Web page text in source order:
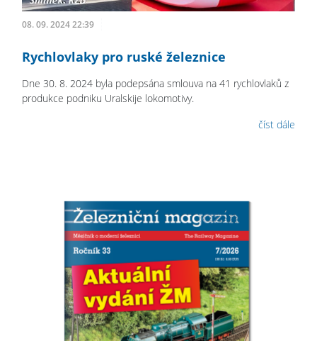
08. 09. 2024 22:39
Rychlovlaky pro ruské železnice
Dne 30. 8. 2024 byla podepsána smlouva na 41 rychlovlaků z
produkce podniku Uralskije lokomotivy.
číst dále